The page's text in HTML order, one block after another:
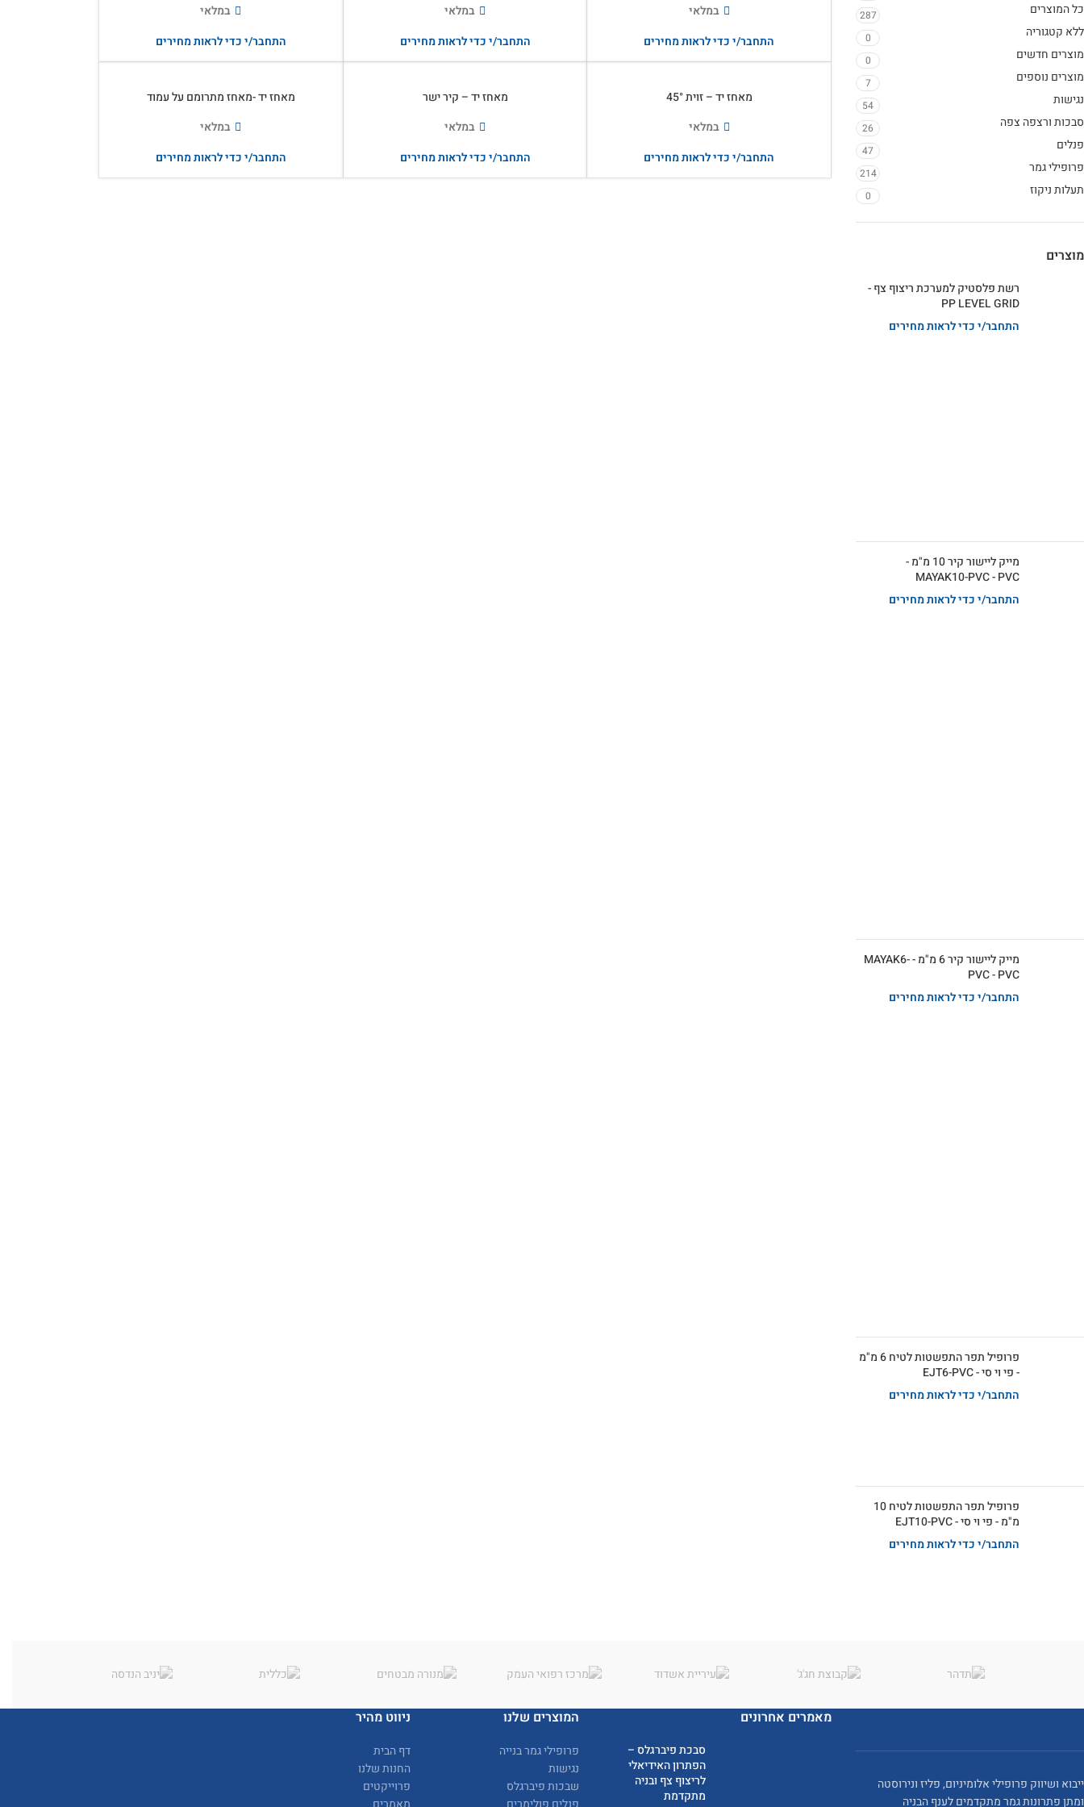
כל המוצרים 287
ללא קטגוריה 0
מוצרים חדשים 0
מוצרים נוספים 7
נגישות 54
סבכות ורצפה צפה 26
פנלים 47
פרופילי גמר 214
תעלות ניקוז 0
מוצרים
רשת פלסטיק למערכת ריצוף צף -
PP LEVEL GRID
התחבר/י כדי לראות מחירים
מייק ליישור קיר 10 מ"מ -
MAYAK10-PVC - PVC
התחבר/י כדי לראות מחירים
מייק ליישור קיר 6 מ"מ - MAYAK6-
PVC - PVC
התחבר/י כדי לראות מחירים
פרופיל תפר התפשטות לטיח 6 מ"מ
- פי וי סי - EJT6-PVC
התחבר/י כדי לראות מחירים
פרופיל תפר התפשטות לטיח 10
מ"מ - פי וי סי - EJT10-PVC
התחבר/י כדי לראות מחירים
במלאי
התחבר/י כדי לראות מחירים
במלאי
התחבר/י כדי לראות מחירים
במלאי
התחבר/י כדי לראות מחירים
מאחז יד – זוית 45°
במלאי
התחבר/י כדי לראות מחירים
מאחז יד – קיר ישר
במלאי
התחבר/י כדי לראות מחירים
מאחז יד -מאחז מתרומם על עמוד
במלאי
התחבר/י כדי לראות מחירים
ייבוא ושיווק פרופילי אלומיניום, פליז ונירוסטה
ומתן פתרונות גמר מתקדמים לענף הבניה
מאמרים אחרונים
סבכת פיברגלס –
הפתרון האידיאלי
לריצוף צף ובניה
מתקדמת
המוצרים שלנו
פרופילי גמר בנייה
נגישות
שבכות פיברגלס
ניווט מהיר
דף הבית
החנות שלנו
פרוייקטים